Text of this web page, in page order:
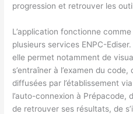
progression et retrouver les
L’application fonctionne
plusieurs services ENPC-
elle permet notamment de
s’entraîner à l’examen du
diffusées par l’établissement
l’auto-connexion à Prépacode,
de retrouver ses résultats, de